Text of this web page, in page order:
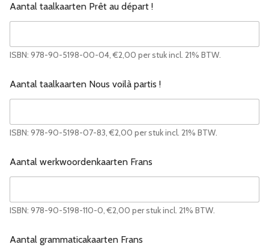
Aantal taalkaarten Prêt au départ !
ISBN: 978-90-5198-00-04, €2,00 per stuk incl. 21% BTW.
Aantal taalkaarten Nous voilà partis !
ISBN: 978-90-5198-07-83, €2,00 per stuk incl. 21% BTW.
Aantal werkwoordenkaarten Frans
ISBN: 978-90-5198-110-0, €2,00 per stuk incl. 21% BTW.
Aantal grammaticakaarten Frans